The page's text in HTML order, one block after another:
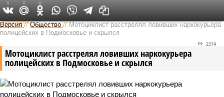
Федеральный выпуск
Версия //Общество //Мотоциклист расстрелял ловивших наркокурьера
полицейских в Подмосковье и скрылся
Мотоциклист расстрелял ловивших наркокурьера
полицейских в Подмосковье и скрылся
2374
0 0 0